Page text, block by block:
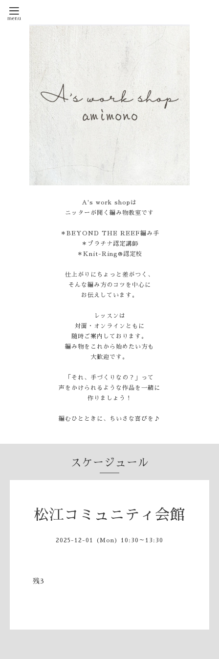
A's work shopは
ニッターが開く編み物教室です
＊BEYOND THE REEF編み手
＊プラチナ認定講師
＊Knit-Ring®認定校
仕上がりにちょっと差がつく、
そんな編み方のコツを中心に
お伝えしています。
レッスンは
対面・オンラインともに
随時ご案内しております。
編み物をこれから始めたい方も
大歓迎です。
「それ、手づくりなの？」って
声をかけられるような作品を一緒に
作りましょう！
編むひとときに、ちいさな喜びを♪
スケージュール
松江コミュニティ会館
2025-12-01 (Mon) 10:30～13:30
残3